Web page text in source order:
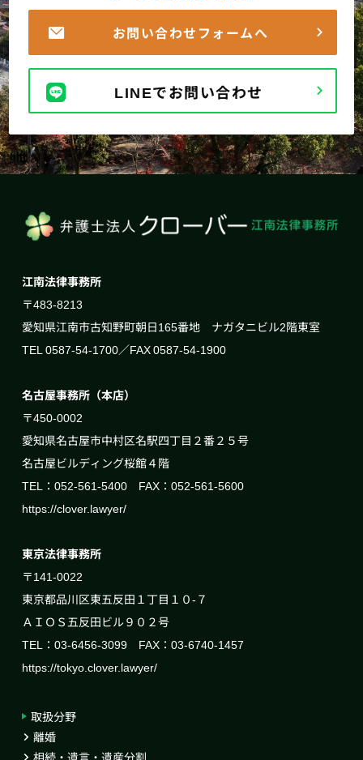
お問い合わせフォームへ
LINEでお問い合わせ
江南法律事務所
〒483-8213
愛知県江南市古知野町朝日165番地 ナガタニビル2階東室
TEL 0587-54-1700／FAX 0587-54-1900
名古屋事務所（本店）
〒450-0002
愛知県名古屋市中村区名駅四丁目２番２５号
名古屋ビルディング桜館４階
TEL：052-561-5400 FAX：052-561-5600
https://clover.lawyer/
東京法律事務所
〒141-0022
東京都品川区東五反田１丁目１０-７
ＡＩＯＳ五反田ビル９０２号
TEL：03-6456-3099 FAX：03-6740-1457
https://tokyo.clover.lawyer/
取扱分野
離婚